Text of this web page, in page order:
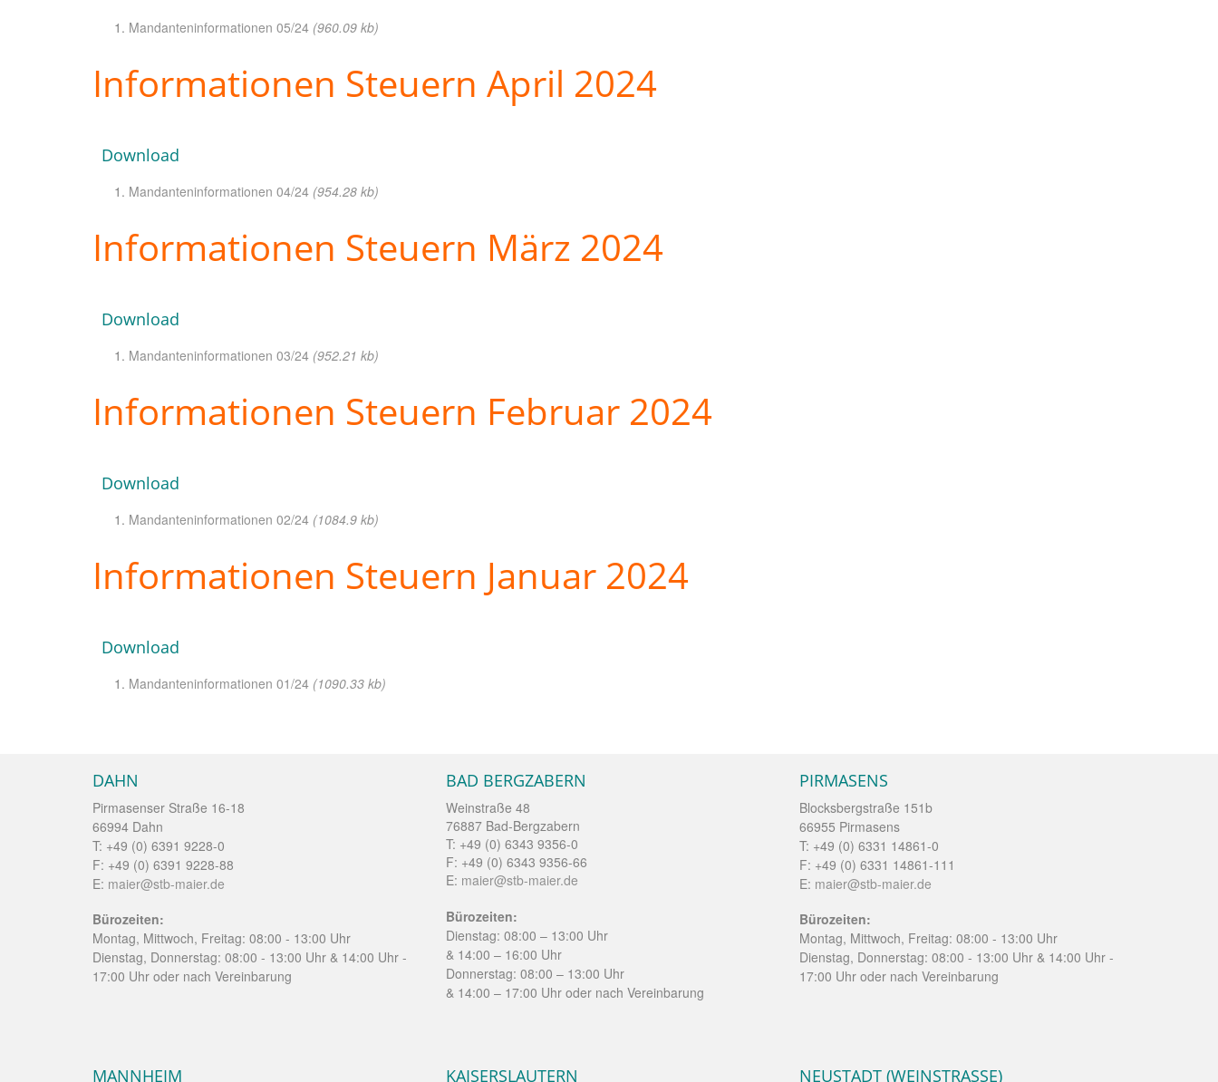
Mandanteninformationen 05/24 (960.09 kb)
Informationen Steuern April 2024
Download
Mandanteninformationen 04/24 (954.28 kb)
Informationen Steuern März 2024
Download
Mandanteninformationen 03/24 (952.21 kb)
Informationen Steuern Februar 2024
Download
Mandanteninformationen 02/24 (1084.9 kb)
Informationen Steuern Januar 2024
Download
Mandanteninformationen 01/24 (1090.33 kb)
DAHN
Pirmasenser Straße 16-18
66994 Dahn
T: +49 (0) 6391 9228-0
F: +49 (0) 6391 9228-88
E: maier@stb-maier.de
Bürozeiten:
Montag, Mittwoch, Freitag: 08:00 - 13:00 Uhr
Dienstag, Donnerstag: 08:00 - 13:00 Uhr & 14:00 Uhr -
17:00 Uhr oder nach Vereinbarung
BAD BERGZABERN
Weinstraße 48
76887 Bad-Bergzabern
T: +49 (0) 6343 9356-0
F: +49 (0) 6343 9356-66
E: maier@stb-maier.de
Bürozeiten:
Dienstag: 08:00 – 13:00 Uhr
& 14:00 – 16:00 Uhr
Donnerstag: 08:00 – 13:00 Uhr
& 14:00 – 17:00 Uhr oder nach Vereinbarung
PIRMASENS
Blocksbergstraße 151b
66955 Pirmasens
T: +49 (0) 6331 14861-0
F: +49 (0) 6331 14861-111
E: maier@stb-maier.de
Bürozeiten:
Montag, Mittwoch, Freitag: 08:00 - 13:00 Uhr
Dienstag, Donnerstag: 08:00 - 13:00 Uhr & 14:00 Uhr -
17:00 Uhr oder nach Vereinbarung
MANNHEIM KAISERSLAUTERN NEUSTADT (WEINSTRASSE)